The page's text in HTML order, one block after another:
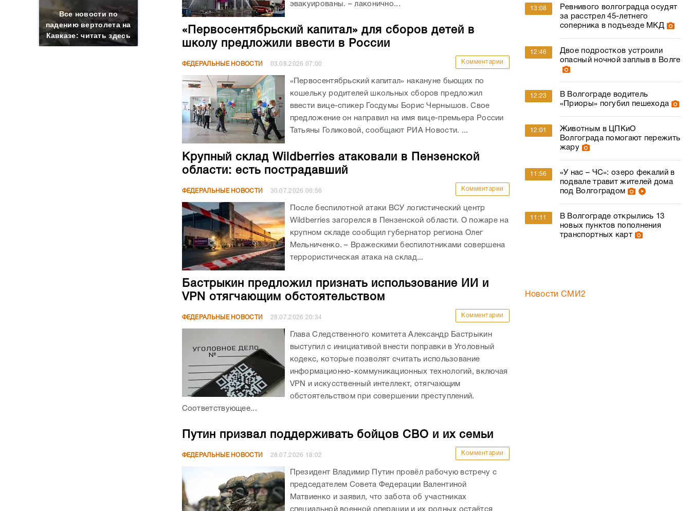
Все новости по
падению вертолета на
Кавказе: читать здесь
эвакуированы. – лаконично...
«Первосентябрьский капитал» для сборов детей в
школу предложили ввести в России
ФЕДЕРАЛЬНЫЕ НОВОСТИ 03.08.2026 07:00 Комментарии
«Первосентябрьский капитал» накануне бьющих по
кошельку родителей школьных сборов предложил
ввести вице-спикер Госдумы Борис Чернышов. Свое
предложение он направил на имя вице-премьера России
Татьяны Голиковой, сообщают РИА Новости. ...
Крупный склад Wildberries атаковали в Пензенской
области: есть пострадавший
ФЕДЕРАЛЬНЫЕ НОВОСТИ 30.07.2026 06:56 Комментарии
После беспилотной атаки ВСУ логистический центр
Wildberries загорелся в Пензенской области. О пожаре на
крупном складе сообщил губернатор региона Олег
Мельниченко. – Вражескими беспилотниками совершена
террористическая атака на склад...
Бастрыкин предложил признать использование ИИ и
VPN отягчающим обстоятельством
ФЕДЕРАЛЬНЫЕ НОВОСТИ 28.07.2026 20:34 Комментарии
Глава Следственного комитета Александр Бастрыкин
выступил с инициативой внести поправки в Уголовный
кодекс, которые позволят считать использование
информационно-коммуникационных технологий, включая
VPN и искусственный интеллект, отягчающим
обстоятельством при совершении преступлений.
Соответствующее...
Путин призвал поддерживать бойцов СВО и их семьи
ФЕДЕРАЛЬНЫЕ НОВОСТИ 28.07.2026 18:02 Комментарии
Президент Владимир Путин провёл рабочую встречу с
председателем Совета Федерации Валентиной
Матвиенко и заявил, что забота об участниках
13:08
Ревнивого волгоградца осудят
за расстрел 45-летнего
соперника в подъезде МКД
12:46
Двое подростков устроили
опасный ночной заплыв в Волге
12:23
В Волгограде водитель
«Приоры» погубил пешехода
12:01
Животным в ЦПКиО
Волгограда помогают пережить
жару
11:56
«У нас – ЧС»: озеро фекалий в
подвале травит жителей дома
под Волгоградом
11:11
В Волгограде открылись 13
новых пунктов пополнения
транспортных карт
Новости СМИ2